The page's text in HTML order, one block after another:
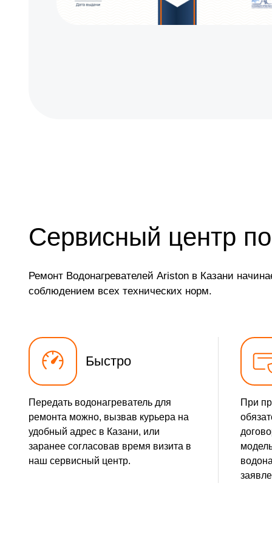
Сервисный центр
Ремонт Водонагревателей Ariston в Казани
соблюдением всех технических норм.
Быстро
Передать водонагреватель для
ремонта можно, вызвав курьера на
удобный адрес в Казани, или
заранее согласовав время визита в
наш сервисный центр.
При